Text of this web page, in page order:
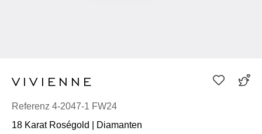
VIVIENNE
Referenz 4-2047-1 FW24
18 Karat Roségold | Diamanten